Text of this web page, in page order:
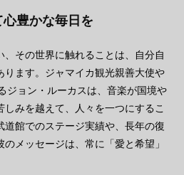
豊かな毎日を
、その世界に触れることは、自分自
ります。ジャマイカ観光親善大使や
ジョン・ルーカスは、音楽が国境や
しみを越えて、人々を一つにするこ
道館でのステージ実績や、長年の復
メッセージは、常に「愛と希望」